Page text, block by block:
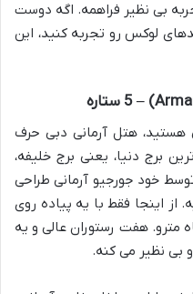
بی نظیر فراهمه. اگه دوست
لوکس رو تجربه کنید، این
هستید، هتل آرمانی دبی حرف
برج دنیا، یعنی برج خلیفه،
۵ ستاره، که توسط خود جورجیو آرمانی طراحی
از اینجا فقط با یه پیاده روی
مترو. هفت رستوران عالی و یه
بی نظیر می کنه.